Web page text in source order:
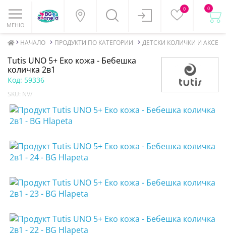
МЕНЮ
0 0
НАЧАЛО ПРОДУКТИ ПО КАТЕГОРИИ ДЕТСКИ КОЛИЧКИ И
Tutis UNO 5+ Еко кожа - Бебешка
количка 2в1
Код: 59336
SKU: NV/